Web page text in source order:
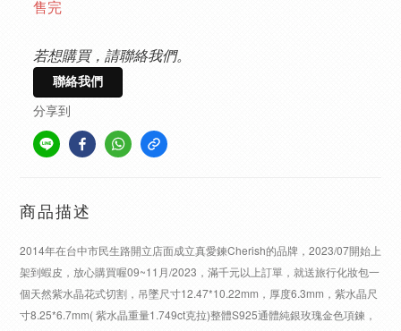
售完
若想購買，請聯絡我們。
聯絡我們
分享到
商品描述
2014年在台中市民生路開立店面成立真愛鍊Cherish的品牌，2023/07開始上
架到蝦皮，放心購買喔09~11月/2023，滿千元以上訂單，就送旅行化妝包一
個天然紫水晶花式切割，吊墜尺寸12.47*10.22mm，厚度6.3mm，紫水晶尺
寸8.25*6.7mm( 紫水晶重量1.749ct克拉)整體S925通體純銀玫瑰金色項鍊，